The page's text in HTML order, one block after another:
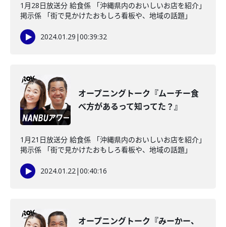
1月28日放送分 給食係 「沖縄県内のおいしいお店を紹介」
掲示係 「街で見かけたおもしろ看板や、地域の話題」
2024.01.29 |00:39:32
オープニングトーク『ムーチー食
べ方があるって知ってた？』
1月21日放送分 給食係 「沖縄県内のおいしいお店を紹介」
掲示係 「街で見かけたおもしろ看板や、地域の話題」
2024.01.22|00:40:16
オープニングトーク『みーかー、